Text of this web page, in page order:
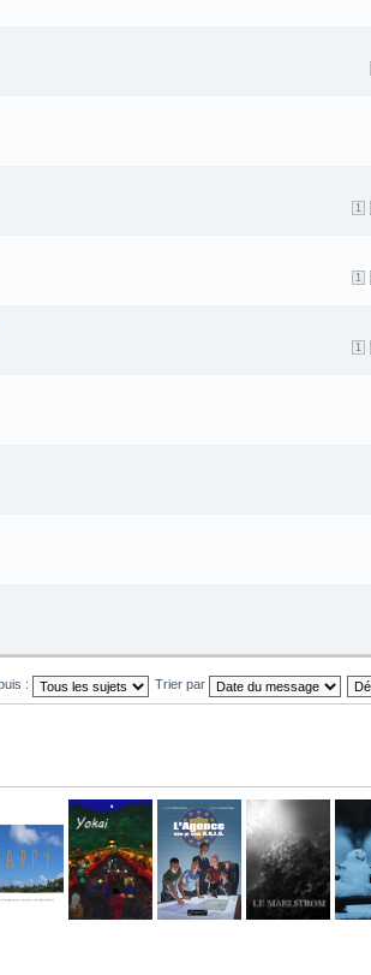
1
1
1
: Trier par